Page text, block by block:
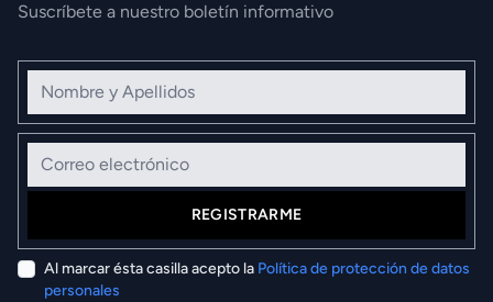
Suscríbete a nuestro boletín informativo
Nombre y Apellidos
Correo electrónico
REGISTRARME
Al marcar ésta casilla acepto la Política de protección de datos
personales